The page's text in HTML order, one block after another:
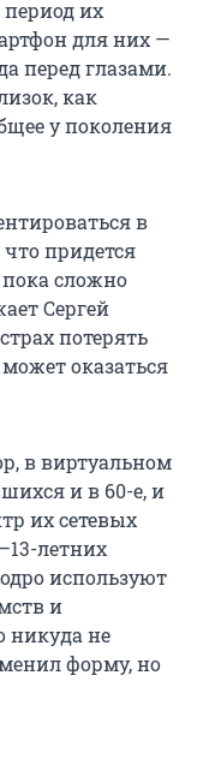
период их
для них —
перед глазами.
как
у поколения
в
придется
сложно
Сергей
потерять
оказаться
в виртуальном
и в 60-е, и
их сетевых
летних
используют
и
никуда не
форму, но